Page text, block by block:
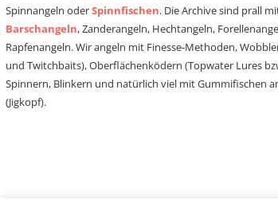
Spinnangeln oderSpinnfischen. Die Archive sind prall
Barschangeln, Zanderangeln, Hechtangeln,
Rapfenangeln. Wir angeln mit Finesse-Methoden,
und Twitchbaits), Oberflächenködern (Topwater Lures
Spinnern, Blinkern und natürlich viel mit Gummifischen
(Jigkopf).